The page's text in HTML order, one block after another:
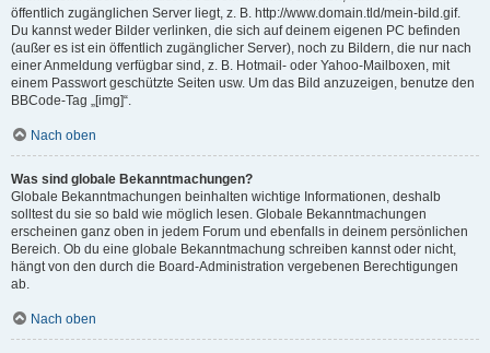
öffentlich zugänglichen Server liegt, z. B. http://www.domain.tld/mein-bild.gif.
Du kannst weder Bilder verlinken, die sich auf deinem eigenen PC befinden
(außer es ist ein öffentlich zugänglicher Server), noch zu Bildern, die nur nach
einer Anmeldung verfügbar sind, z. B. Hotmail- oder Yahoo-Mailboxen, mit
einem Passwort geschützte Seiten usw. Um das Bild anzuzeigen, benutze den
BBCode-Tag „[img]“.
Nach oben
Was sind globale Bekanntmachungen?
Globale Bekanntmachungen beinhalten wichtige Informationen, deshalb
solltest du sie so bald wie möglich lesen. Globale Bekanntmachungen
erscheinen ganz oben in jedem Forum und ebenfalls in deinem persönlichen
Bereich. Ob du eine globale Bekanntmachung schreiben kannst oder nicht,
hängt von den durch die Board-Administration vergebenen Berechtigungen
ab.
Nach oben